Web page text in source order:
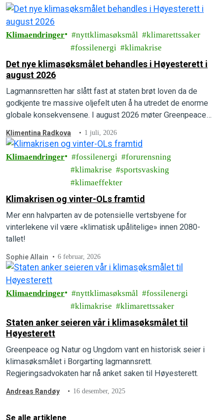
Klimaendringer nyttklimasøksmål
klimarettssaker
fossilenergi
klimakrise
Det nye klimasøksmålet behandles i Høyesterett i
august 2026
Lagmannsretten har slått fast at staten brøt loven da de
godkjente tre massive oljefelt uten å ha utredet de enorme
globale konsekvensene. I august 2026 møter Greenpeace
Klimentina Radkova 1 juli, 2026
Klimaendringer fossilenergi
forurensning
klimakrise
sportsvasking
klimaeffekter
Klimakrisen og vinter-OLs framtid
Mer enn halvparten av de potensielle vertsbyene for
vinterlekene vil være «klimatisk upålitelige» innen 2080-
tallet!
Sophie Allain 6 februar, 2026
Klimaendringer nyttklimasøksmål
fossilenergi
klimakrise
klimarettssaker
Staten anker seieren vår i klimasøksmålet til
Høyesterett
Greenpeace og Natur og Ungdom vant en historisk seier i
klimasøksmålet i Borgarting lagmannsrett.
Regjeringsadvokaten har nå anket saken til Høyesterett.
Andreas Randøy 16 desember, 2025
Se alle artiklene